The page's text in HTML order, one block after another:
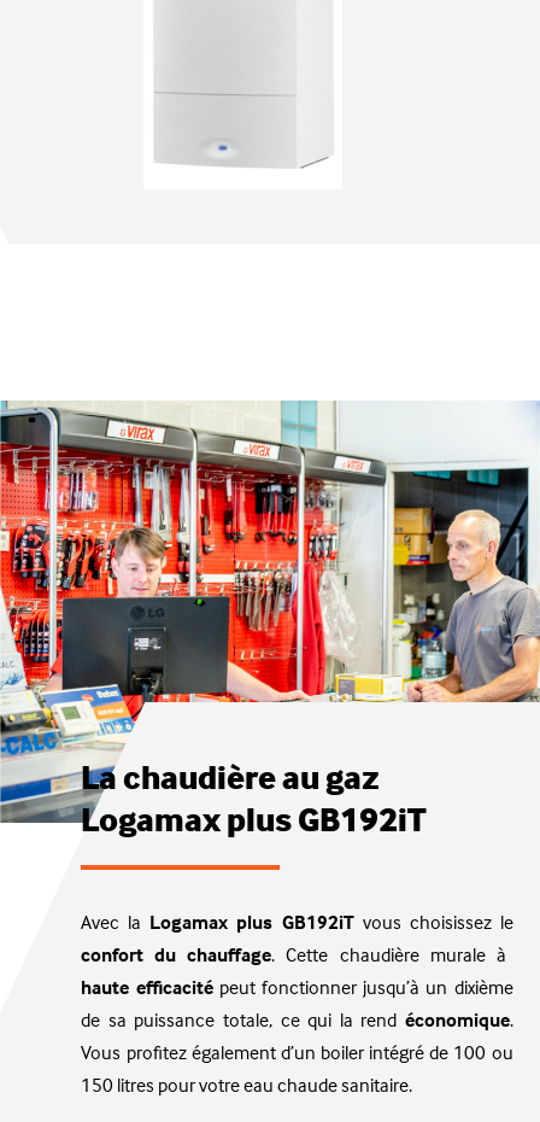
La chaudière au gaz
Logamax plus GB192iT
Avec la Logamax plus GB192iTvous choisissez le
confort du chauffage. Cette chaudière murale à
haute efficacitépeut fonctionner jusqu’à un dixième
de sa puissance totale, ce qui la rend économique.
Vous profitez également d’un boiler intégré de 100 ou
150 litres pour votre eau chaude sanitaire.